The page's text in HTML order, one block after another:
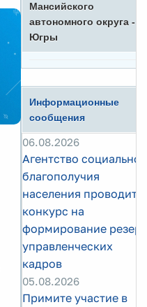
Мансийского
автономного округа -
Югры
Информационные
сообщения
06.08.2026
Агентство
благополучия
населения проводит
конкурс на
формирование
управленческих
кадров
05.08.2026
Примите участие в